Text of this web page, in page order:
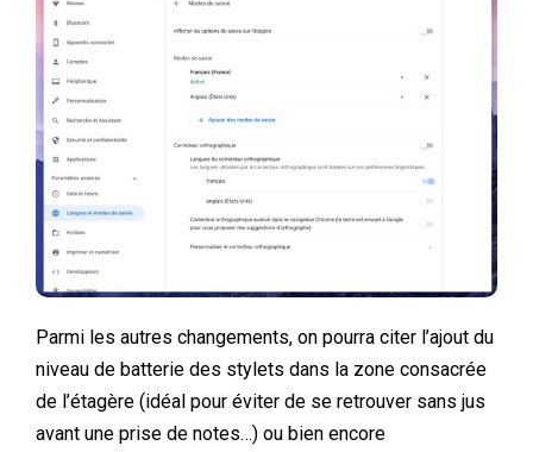
Parmi les autres changements, on pourra citer l’ajout du
niveau de batterie des stylets dans la zone consacrée
de l’étagère (idéal pour éviter de se retrouver sans jus
avant une prise de notes…) ou bien encore